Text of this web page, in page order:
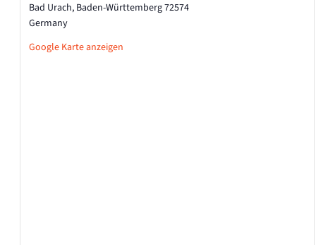
Bad Urach, Baden-Württemberg72574
Germany
Google Karte anzeigen